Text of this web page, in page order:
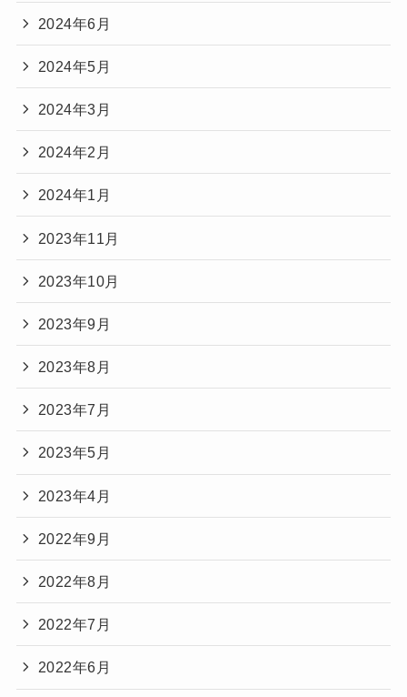
2024年6月
2024年5月
2024年3月
2024年2月
2024年1月
2023年11月
2023年10月
2023年9月
2023年8月
2023年7月
2023年5月
2023年4月
2022年9月
2022年8月
2022年7月
2022年6月